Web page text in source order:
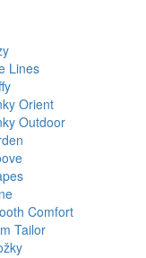
Lines
Orient
Outdoor
Comfort
Tailor